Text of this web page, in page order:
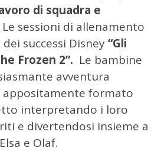
di squadra e
Le sessioni di allenamento
successi Disney“Gli
Frozen 2”. Le bambine
avventura
appositamente formato
interpretando i loro
e divertendosi insieme a
e Olaf.